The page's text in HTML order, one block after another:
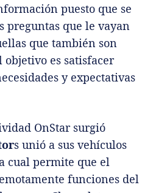
puesto que se
preguntas que le vayan
que también son
objetivo es satisfacer
y expectativas
OnStar surgió
s unió a sus vehículos
cual permite que el
funciones del